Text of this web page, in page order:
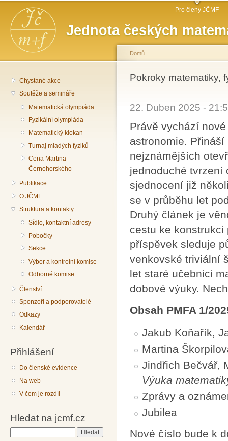
Jednota českých
Hlavní menu Pro členy JČMF
Chystané akce
Soutěže a semináře
Matematická olympiáda
Fyzikální olympiáda
Matematický klokan
Turnaj mladých fyziků
Cena Martina
Černohorského
Publikace
O JČMF
Struktura a kontakty
Sídlo, kontaktní adresy
Pobočky
Sekce
Výbor a kontrolní komise
Odborné komise
Členství
Sponzoři a podporovatelé
Odkazy
Kalendář
Přihlášení
Do členské evidence
Na web
V čem je rozdíl
Hledat na jcmf.cz
Jste zde
Domů
Pokroky matematiky,
22. Duben 2025 -
Právě vychází
astronomie.
nejznámějších
jednoduché tvrzení
sjednocení již
se v průběhu let
Druhý článek je
cestu ke
příspěvek sleduje
venkovské triviální
let staré učebnici
dobové výuky.
Obsah PMFA 1/
Jakub Koňařík,
Martina
Jindřich Bečvář,
Výuka
Zprávy a
Jubilea
Nové číslo bude k